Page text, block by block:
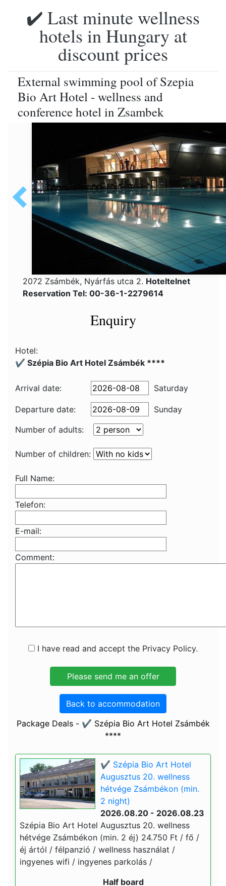
✔️ Last minute wellness
hotels in Hungary at
discount prices
External swimming pool of Szepia
Bio Art Hotel - wellness and
conference hotel in Zsambek
2072 Zsámbék, Nyárfás utca 2. Hoteltelnet
Reservation Tel: 00-36-1-2279614
Enquiry
Hotel:
✔️ Szépia Bio Art Hotel Zsámbék ****
Arrival date: Saturday
Departure date:
Sunday
Number of adults:
Number of children:
Full Name:
Telefon:
E-mail:
Comment:
I have read and accept the Privacy Policy.
Back to accommodation
Package Deals - ✔️ Szépia Bio Art Hotel Zsámbék
****
✔️ Szépia Bio Art Hotel
Augusztus 20. wellness
hétvége Zsámbékon (min.
2 night)
2026.08.20 - 2026.08.23
Szépia Bio Art Hotel Augusztus 20. wellness
hétvége Zsámbékon (min. 2 éj) 24.750 Ft / fő /
éj ártól / félpanzió / wellness használat /
ingyenes wifi / ingyenes parkolás /
Half board